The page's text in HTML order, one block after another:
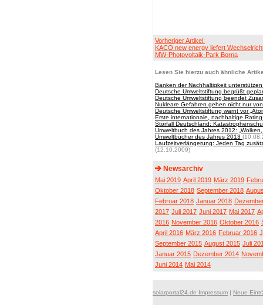
Vorheriger Artikel:
KACO new energy liefert
MW-Photovoltaik-Park Borna
Lesen Sie hierzu auch ähnliche
Banken der Nachhaltigkeit
Deutsche Umweltstiftung begrüßt
Deutsche Umweltstiftung beendet
Nukleare Gefahren gehen nicht nur
Deutsche Umweltstiftung warnt vor
Erste internationale, nachhaltige
Störfall Deutschland:
Umweltbuch des Jahres 2012:
Umweltbücher des Jahres 2013
Laufzeitverlängerung: Jeden Tag
(12.10.2009)
Newsarchiv
Mai 2019 April 2019 März 2019
Oktober 2018 September 2018
Februar 2018 Januar 2018
2017 Juli 2017 Juni 2017 Mai 2017
2016 November 2016 Oktober 2016
April 2016 März 2016 Februar 2016
September 2015 August 2015 Juli
Januar 2015 Dezember 2014
Juni 2014 Mai 2014
solarportal24.de Impressum | Neue